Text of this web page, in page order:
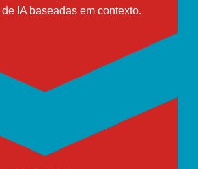
IA baseadas em contexto.